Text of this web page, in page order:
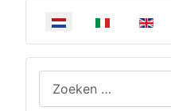
Selecteer de taal